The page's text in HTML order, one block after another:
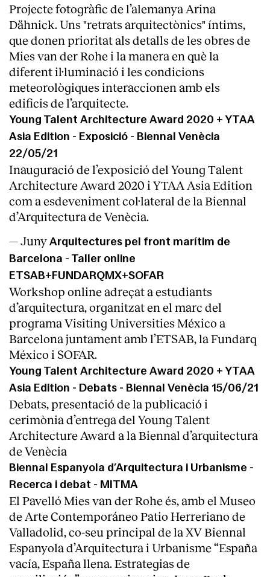
Projecte fotogràfic de l’alemanya Arina
Dähnick. Uns "retrats arquitectònics" íntims,
que donen prioritat als detalls de les obres de
Mies van der Rohe i la manera en què la
diferent il·luminació i les condicions
meteorològiques interaccionen amb els
edificis de l’arquitecte.
Young Talent Architecture Award 2020 + YTAA
Asia Edition - Exposició - Biennal Venècia
22/05/21
Inauguració de l’exposició del Young Talent
Architecture Award 2020 i YTAA Asia Edition
com a esdeveniment col·lateral de la Biennal
d’Arquitectura de Venècia.
— Juny Arquitectures pel front marítim de
Barcelona - Taller online
ETSAB+FUNDARQMX+SOFAR
Workshop online adreçat a estudiants
d’arquitectura, organitzat en el marc del
programa Visiting Universities México a
Barcelona juntament amb l’ETSAB, la Fundarq
México i SOFAR.
Young Talent Architecture Award 2020 + YTAA
Asia Edition - Debats - Biennal Venècia 15/06/21
Debats, presentació de la publicació i
cerimònia d’entrega del Young Talent
Architecture Award a la Biennal d’arquitectura
de Venècia
Biennal Espanyola d’Arquitectura i Urbanisme -
Recerca i debat - MITMA
El Pavelló Mies van der Rohe és, amb el Museo
de Arte Contemporáneo Patio Herreriano de
Valladolid, co-seu principal de la XV Biennal
Espanyola d’Arquitectura i Urbanisme “España
vacía, España llena. Estrategias de